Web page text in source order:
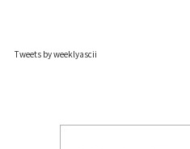
Tweets by weeklyascii